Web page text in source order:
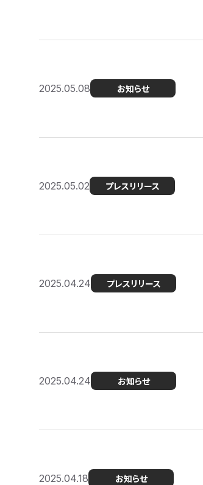
2025.05.08 お知らせ
2025.05.02 プレスリリース
2025.04.24 プレスリリース
2025.04.24 お知らせ
2025.04.18 お知らせ